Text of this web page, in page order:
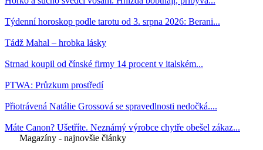
Týdenní horoskop podle tarotu od 3. srpna 2026: Berani...
Tádž Mahal – hrobka lásky
Strnad koupil od čínské firmy 14 procent v italském...
PTWA: Průzkum prostředí
Přiotrávená Natálie Grossová se spravedlnosti nedočká....
Máte Canon? Ušetříte. Neznámý výrobce chytře obešel zákaz...
Magazíny - najnovšie články